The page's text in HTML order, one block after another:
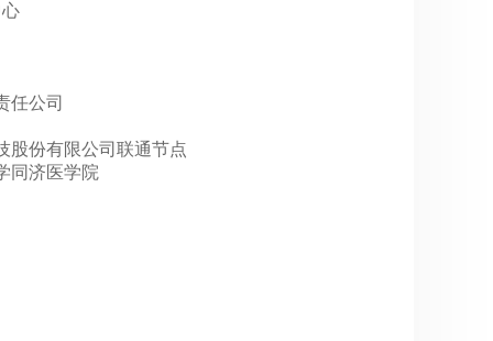
任公司
股份有限公司联通节点
同济医学院